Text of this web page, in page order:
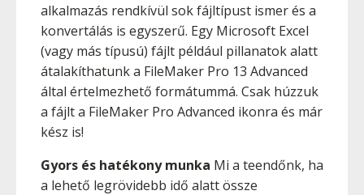
alkalmazás rendkívül sok fájltípust ismer és a
konvertálás is egyszerű. Egy Microsoft Excel
(vagy más típusú) fájlt például pillanatok alatt
átalakíthatunk a FileMaker Pro 13 Advanced
által értelmezhető formátummá. Csak húzzuk
a fájlt a FileMaker Pro Advanced ikonra és már
kész is!
Gyors és hatékony munka Mi a teendőnk, ha
a lehető legrövidebb idő alatt össze